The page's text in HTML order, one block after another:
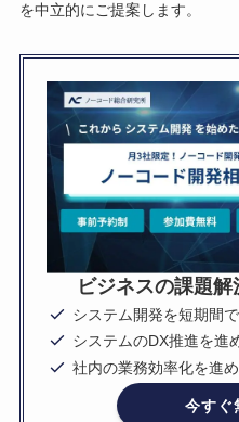
を中立的にご提案します。
ビジネスの課題
システム開発を短期間
システムのDX推進を進
社内の業務効率化を進
今すぐ